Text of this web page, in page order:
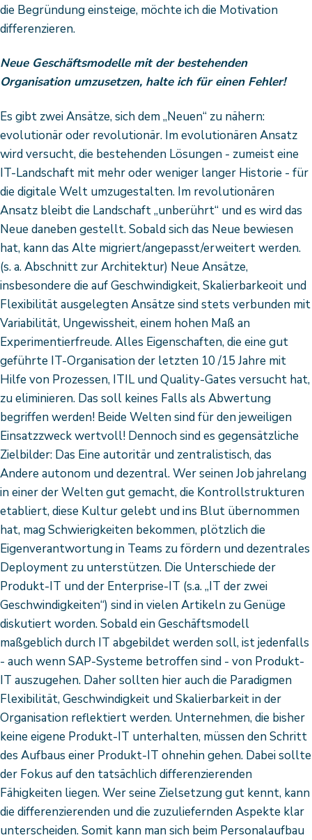
die Begründung einsteige, möchte ich die Motivation
differenzieren.
Neue Geschäftsmodelle mit der bestehenden
Organisation umzusetzen, halte ich für einen Fehler!
Es gibt zwei Ansätze, sich dem „Neuen“ zu nähern:
evolutionär oder revolutionär. Im evolutionären Ansatz
wird versucht, die bestehenden Lösungen - zumeist eine
IT-Landschaft mit mehr oder weniger langer Historie - für
die digitale Welt umzugestalten. Im revolutionären
Ansatz bleibt die Landschaft „unberührt“ und es wird das
Neue daneben gestellt. Sobald sich das Neue bewiesen
hat, kann das Alte migriert/angepasst/erweitert werden.
(s. a. Abschnitt zur Architektur) Neue Ansätze,
insbesondere die auf Geschwindigkeit, Skalierbarkeoit und
Flexibilität ausgelegten Ansätze sind stets verbunden mit
Variabilität, Ungewissheit, einem hohen Maß an
Experimentierfreude. Alles Eigenschaften, die eine gut
geführte IT-Organisation der letzten 10 /15 Jahre mit
Hilfe von Prozessen, ITIL und Quality-Gates versucht hat,
zu eliminieren. Das soll keines Falls als Abwertung
begriffen werden! Beide Welten sind für den jeweiligen
Einsatzzweck wertvoll! Dennoch sind es gegensätzliche
Zielbilder: Das Eine autoritär und zentralistisch, das
Andere autonom und dezentral. Wer seinen Job jahrelang
in einer der Welten gut gemacht, die Kontrollstrukturen
etabliert, diese Kultur gelebt und ins Blut übernommen
hat, mag Schwierigkeiten bekommen, plötzlich die
Eigenverantwortung in Teams zu fördern und dezentrales
Deployment zu unterstützen. Die Unterschiede der
Produkt-IT und der Enterprise-IT (s.a. „IT der zwei
Geschwindigkeiten“) sind in vielen Artikeln zu Genüge
diskutiert worden. Sobald ein Geschäftsmodell
maßgeblich durch IT abgebildet werden soll, ist jedenfalls
- auch wenn SAP-Systeme betroffen sind - von Produkt-
IT auszugehen. Daher sollten hier auch die Paradigmen
Flexibilität, Geschwindigkeit und Skalierbarkeit in der
Organisation reflektiert werden. Unternehmen, die bisher
keine eigene Produkt-IT unterhalten, müssen den Schritt
des Aufbaus einer Produkt-IT ohnehin gehen. Dabei sollte
der Fokus auf den tatsächlich differenzierenden
Fähigkeiten liegen. Wer seine Zielsetzung gut kennt, kann
die differenzierenden und die zuzuliefernden Aspekte klar
unterscheiden. Somit kann man sich beim Personalaufbau